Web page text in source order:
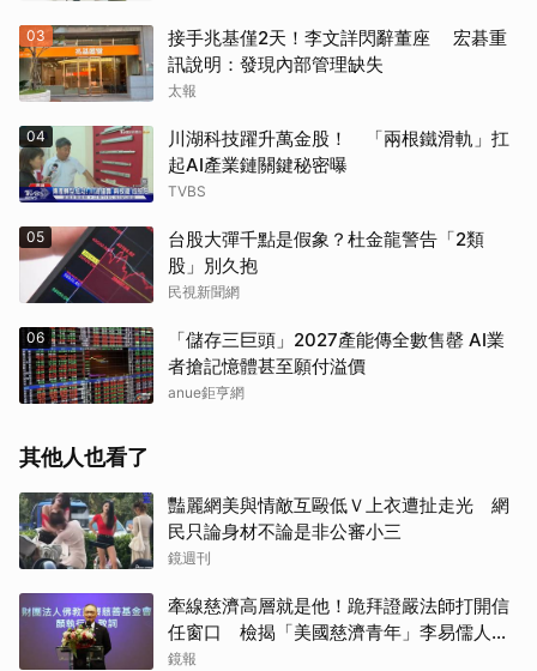
03
接手兆基僅2天！李文詳閃辭董座 宏碁重
訊說明：發現內部管理缺失
太報
04
川湖科技躍升萬金股！ 「兩根鐵滑軌」扛
起AI產業鏈關鍵秘密曝
TVBS
05
台股大彈千點是假象？杜金龍警告「2類
股」別久抱
民視新聞網
06
「儲存三巨頭」2027產能傳全數售罄 AI業
者搶記憶體甚至願付溢價
anue鉅亨網
其他人也看了
豔麗網美與情敵互毆低Ｖ上衣遭扯走光 網
民只論身材不論是非公審小三
鏡週刊
牽線慈濟高層就是他！跪拜證嚴法師打開信
任窗口 檢揭「美國慈濟青年」李易儒人脈
網絡
鏡報